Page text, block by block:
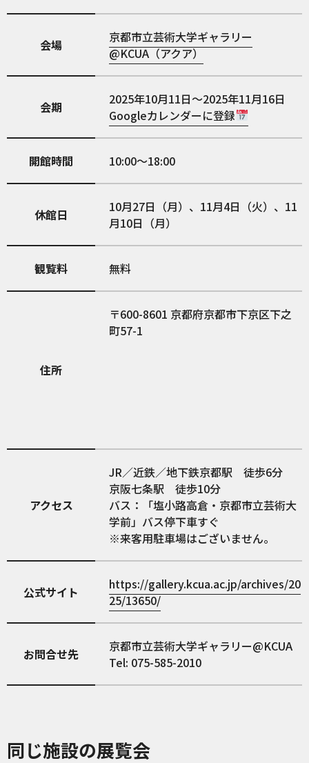
会場
京都市立芸術大学ギャラリー
@KCUA（アクア）
会期
2025年10月11日～2025年11月16日
Googleカレンダーに登録
開館時間 10:00〜18:00
休館日
10月27日（月）、11月4日（火）、11
月10日（月）
観覧料 無料
住所
600-8601 京都府京都市下京区下之
町57-1
アクセス
JR／近鉄／地下鉄京都駅 徒歩6分
京阪七条駅 徒歩10分
バス：「塩小路高倉・京都市立芸術大
学前」バス停下車すぐ
※来客用駐車場はございません。
公式サイト
https://gallery.kcua.ac.jp/archives/20
25/13650/
お問合せ先
京都市立芸術大学ギャラリー@KCUA
Tel: 075-585-2010
同じ施設の展覧会